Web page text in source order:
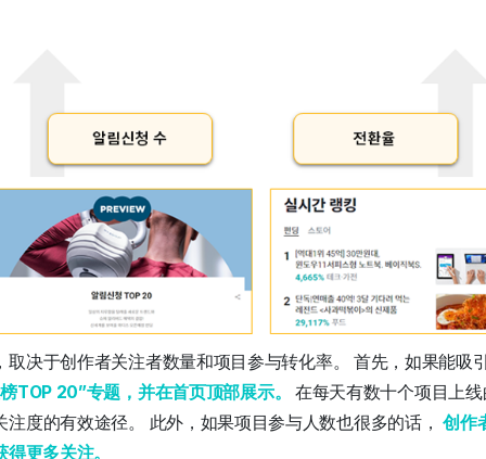
决于创作者关注者数量和项目参与转化率。 首先，如果能吸
TOP 20”专题，并在首页顶部展示。
在每天有数十个项目上
度的有效途径。 此外，如果项目参与人数也很多的话， 创作
更多关注。